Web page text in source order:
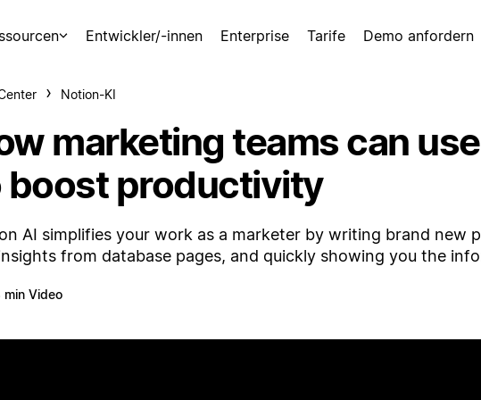
Entwickler/-innen Enterprise Tarife Demo anfordern
Notion-KI
marketing teams can
boost productivity
AI simplifies your work as a marketer by writing brand new
from database pages, and quickly showing you the
min Video